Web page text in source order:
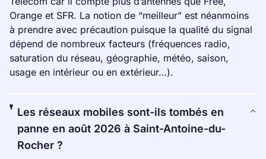
Orange et SFR. La notion de “meilleur” est néanmoins
à prendre avec précaution puisque la qualité du signal
dépend de nombreux facteurs (fréquences radio,
saturation du réseau, géographie, météo, saison,
usage en intérieur ou en extérieur…).
Les réseaux mobiles sont-ils tombés en
panne en août 2026 à Saint-Antoine-du-
Rocher ?